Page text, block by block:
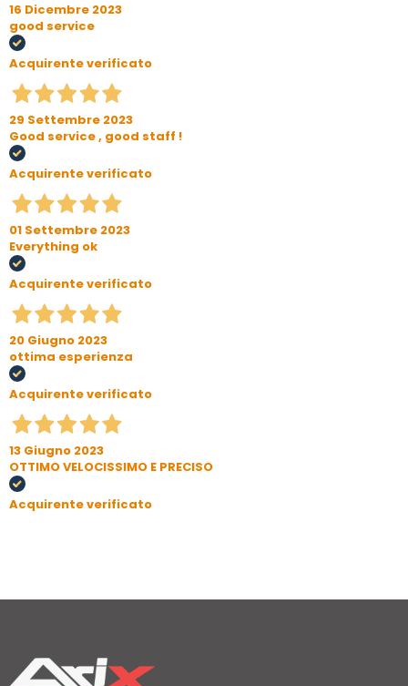
16 Dicembre 2023
good service
Acquirente verificato
29 Settembre 2023
Good service , good staff !
Acquirente verificato
01 Settembre 2023
Everything ok
Acquirente verificato
20 Giugno 2023
ottima esperienza
Acquirente verificato
13 Giugno 2023
OTTIMO VELOCISSIMO E PRECISO
Acquirente verificato